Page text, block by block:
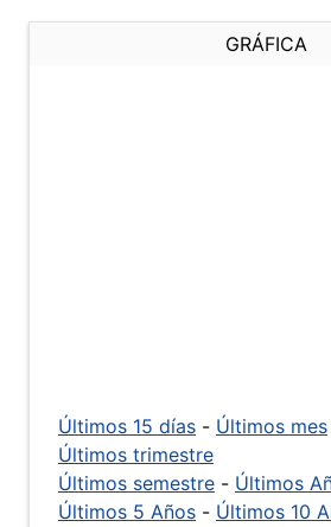
GRÁFICA
Últimos 15 días - Últimos mes
Últimos trimestre
Últimos semestre - Últimos
Últimos 5 Años - Últimos 10